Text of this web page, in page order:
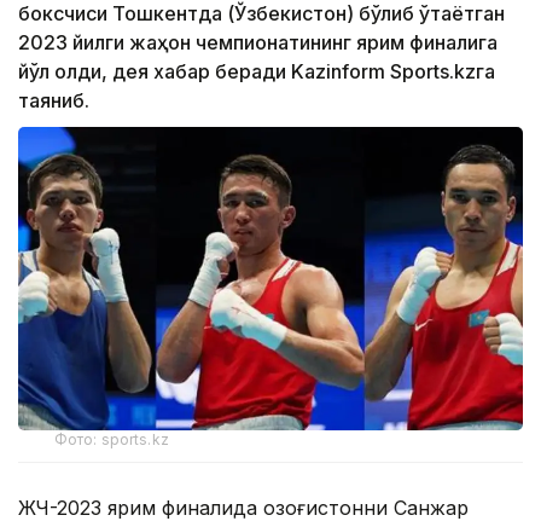
боксчиси Тошкентда (Ўзбекистон) бўлиб ўтаётган
2023 йилги жаҳон чемпионатининг ярим финалига
йўл олди, дея хабар беради Kazinform Sports.kzга
таяниб.
Фото: sports.kz
ЖЧ-2023 ярим финалида Қозоғистонни Санжар